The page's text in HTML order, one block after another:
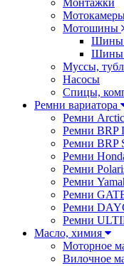
Монтажки
Мотошины
Шины
Шины
Муссы,
Насосы
Спицы,
Ремни вариатора
Ремни
Ремни BRP
Ремни BRP
Ремни
Ремни
Ремни
Ремни
Ремни
Ремни
Масло, химия
Моторное
Вилочное